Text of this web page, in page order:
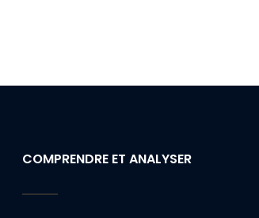
COMPRENDRE ET ANALYSER